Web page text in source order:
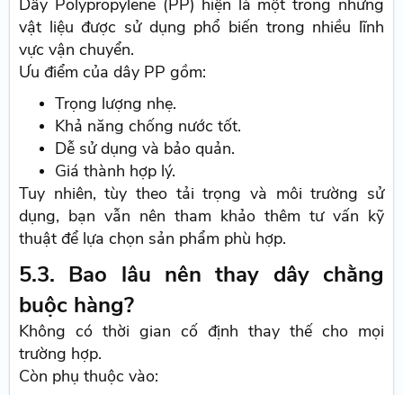
Dây Polypropylene (PP) hiện là một trong những
vật liệu được sử dụng phổ biến trong nhiều lĩnh
vực vận chuyển.
Ưu điểm của dây PP gồm:
Trọng lượng nhẹ.
Khả năng chống nước tốt.
Dễ sử dụng và bảo quản.
Giá thành hợp lý.
Tuy nhiên, tùy theo tải trọng và môi trường sử
dụng, bạn vẫn nên tham khảo thêm tư vấn kỹ
thuật để lựa chọn sản phẩm phù hợp.
5.3. Bao lâu nên thay dây chằng
buộc hàng?
Không có thời gian cố định thay thế cho mọi
trường hợp.
Còn phụ thuộc vào: